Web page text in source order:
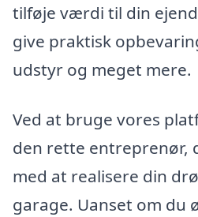
tilføje værdi til din
give praktisk
udstyr og meget mere.
Ved at bruge vores
den rette entreprenør,
med at realisere din
garage. Uanset om du